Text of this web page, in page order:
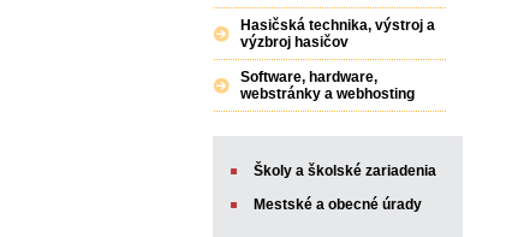
Hasičská technika, výstroj a
výzbroj hasičov
Software, hardware,
webstránky a webhosting
Školy a školské zariadenia
Mestské a obecné úrady